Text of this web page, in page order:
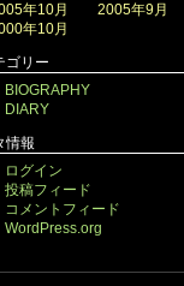
年10月
2005年9月
年10月
ゴリー
BIOGRAPHY
DIARY
情報
ログイン
投稿フィード
コメントフィード
WordPress.org